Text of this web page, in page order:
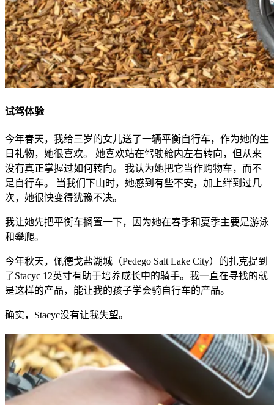
试驾体验
今年春天，我给三岁的女儿送了一辆平衡自行车，作为她的生
日礼物，她很喜欢。 她喜欢站在驾驶舱内左右转向，但从来
没有真正掌握过如何转向。 我认为她把它当作购物车，而不
是自行车。 当我们下山时，她感到有些不安，加上绊到过几
次，她很快变得犹豫不决。
我让她先把平衡车搁置一下，因为她在春季和夏季主要是游泳
和攀爬。
今年秋天，佩德戈盐湖城（Pedego Salt Lake City）的扎克提到
了Stacyc 12英寸有助于培养成长中的骑手。我一直在寻找的就
是这样的产品，能让我的孩子学会骑自行车的产品。
确实，Stacyc没有让我失望。